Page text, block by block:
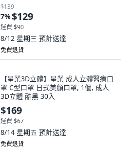
$139
7%$129
運費 $90
8/12 星期三 預計送達
免費退貨
【星業3D立體】星業 成人立體醫療口
罩 C型口罩 日式美顏口罩, 1個, 成人
3D立體 酷黑 30入
$169
運費 $67
8/14 星期五 預計送達
免費退貨